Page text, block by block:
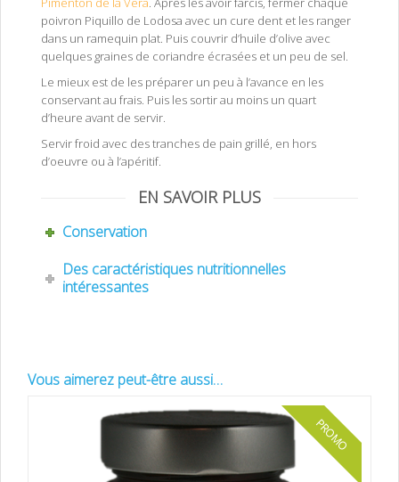
poivron Piquillo de Lodosa avec un cure dent et les ranger
dans un ramequin plat. Puis couvrir d’huile d’olive avec
quelques graines de coriandre écrasées et un peu de sel.
Le mieux est de les préparer un peu à l’avance en les
conservant au frais. Puis les sortir au moins un quart
d’heure avant de servir.
Servir froid avec des tranches de pain grillé, en hors
d’oeuvre ou à l’apéritif.
EN SAVOIR PLUS
Conservation
Des caractéristiques nutritionnelles
intéressantes
Vous aimerez peut-être aussi…
PROMO